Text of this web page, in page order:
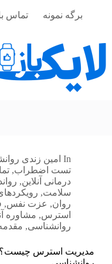
برگه نمونه تماس
In امین زندی
تست اضطراب,
درمانی آنلاین,
سلامت,
روان, عزت نفس,
استرس, مشاوره
روانشناسی,
مدیریت استرس چیست؟